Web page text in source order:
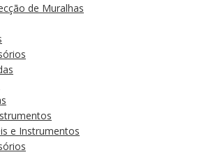
de Muralhas
e Instrumentos